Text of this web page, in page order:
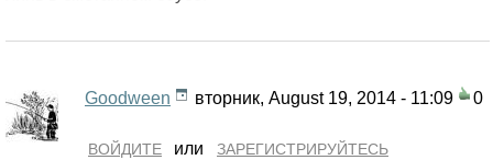
Goodween вторник, August 19, 2014 - 11:09 0
ВОЙДИТЕ или ЗАРЕГИСТРИРУЙТЕСЬ